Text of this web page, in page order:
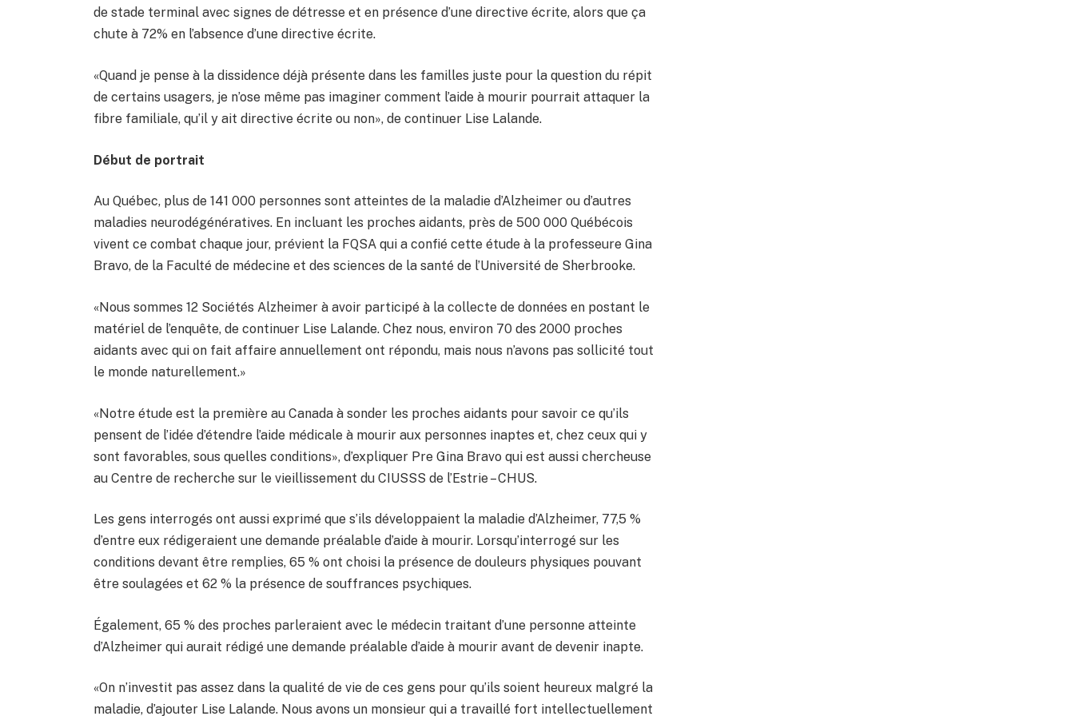
de stade terminal avec signes de détresse et en présence d’une directive écrite, alors que ça
chute à 72% en l’absence d’une directive écrite.
«Quand je pense à la dissidence déjà présente dans les familles juste pour la question du répit
de certains usagers, je n’ose même pas imaginer comment l’aide à mourir pourrait attaquer la
fibre familiale, qu’il y ait directive écrite ou non», de continuer Lise Lalande.
Début de portrait
Au Québec, plus de 141 000 personnes sont atteintes de la maladie d’Alzheimer ou d’autres
maladies neurodégénératives. En incluant les proches aidants, près de 500 000 Québécois
vivent ce combat chaque jour, prévient la FQSA qui a confié cette étude à la professeure Gina
Bravo, de la Faculté de médecine et des sciences de la santé de l’Université de Sherbrooke.
«Nous sommes 12 Sociétés Alzheimer à avoir participé à la collecte de données en postant le
matériel de l’enquête, de continuer Lise Lalande. Chez nous, environ 70 des 2000 proches
aidants avec qui on fait affaire annuellement ont répondu, mais nous n’avons pas sollicité tout
le monde naturellement.»
«Notre étude est la première au Canada à sonder les proches aidants pour savoir ce qu’ils
pensent de l’idée d’étendre l’aide médicale à mourir aux personnes inaptes et, chez ceux qui y
sont favorables, sous quelles conditions», d’expliquer Pre Gina Bravo qui est aussi chercheuse
au Centre de recherche sur le vieillissement du CIUSSS de l’Estrie – CHUS.
Les gens interrogés ont aussi exprimé que s’ils développaient la maladie d’Alzheimer, 77,5 %
d’entre eux rédigeraient une demande préalable d’aide à mourir. Lorsqu’interrogé sur les
conditions devant être remplies, 65 % ont choisi la présence de douleurs physiques pouvant
être soulagées et 62 % la présence de souffrances psychiques.
Également, 65 % des proches parleraient avec le médecin traitant d’une personne atteinte
d’Alzheimer qui aurait rédigé une demande préalable d’aide à mourir avant de devenir inapte.
«On n’investit pas assez dans la qualité de vie de ces gens pour qu’ils soient heureux malgré la
maladie, d’ajouter Lise Lalande. Nous avons un monsieur qui a travaillé fort intellectuellement